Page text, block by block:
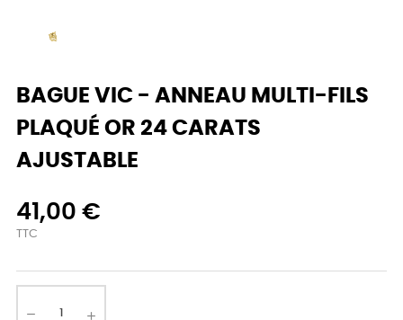
BAGUE VIC - ANNEAU MULTI-FILS
PLAQUÉ OR 24 CARATS
AJUSTABLE
41,00 €
TTC